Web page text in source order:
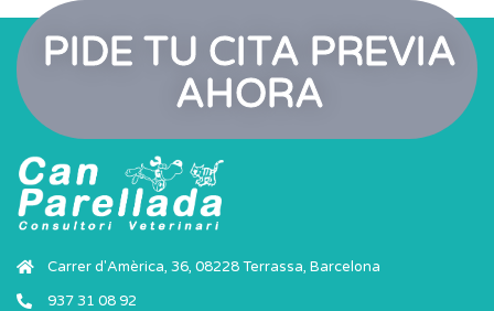
PIDE TU CITA PREVIA
AHORA
Carrer d'Amèrica, 36, 08228 Terrassa, Barcelona
937 31 08 92